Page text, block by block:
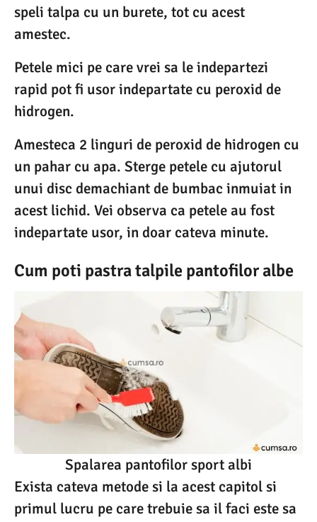
speli talpa cu un burete, tot cu acest
amestec.
Petele mici pe care vrei sa le indepartezi
rapid pot fi usor indepartate cu peroxid de
hidrogen.
Amesteca 2 linguri de peroxid de hidrogen cu
un pahar cu apa. Sterge petele cu ajutorul
unui disc demachiant de bumbac inmuiat in
acest lichid. Vei observa ca petele au fost
indepartate usor, in doar cateva minute.
Cum poti pastra talpile pantofilor albe
Spalarea pantofilor sport albi
Exista cateva metode si la acest capitol si
primul lucru pe care trebuie sa il faci este sa